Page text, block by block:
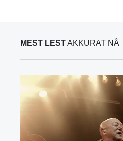
MEST LESTAKKURAT NÅ